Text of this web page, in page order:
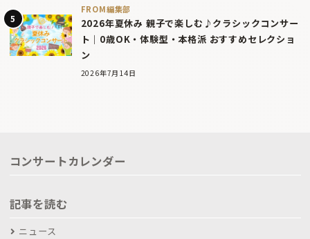
FROM編集部
2026年夏休み 親子で楽しむ♪クラシックコンサー
ト｜0歳OK・体験型・本格派 おすすめセレクショ
ン
2026年7月14日
コンサートカレンダー
記事を読む
ニュース